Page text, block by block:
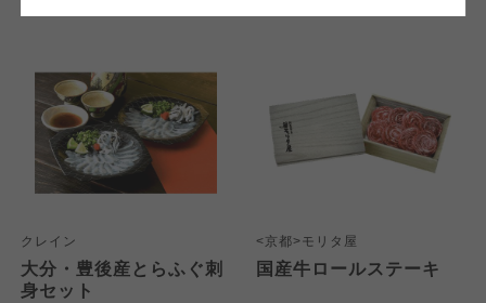
クレイン
大分・豊後産とらふぐ刺
身セット
<京都>モリタ屋
国産牛ロールステーキ
よどがわ市民生協
わかやま市民生協
よどがわ市民生協
大阪いずみ市民生協
わかやま市民生協
よどがわ市民生協
わかやま市民生協